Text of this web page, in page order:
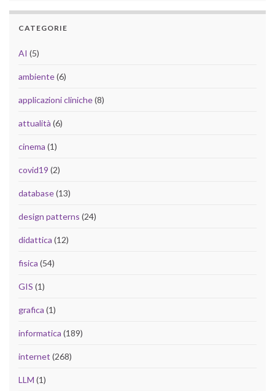
CATEGORIE
AI (5)
ambiente(6)
applicazioni cliniche(8)
attualità (6)
cinema (1)
covid19 (2)
database(13)
design patterns (24)
didattica (12)
fisica (54)
GIS (1)
grafica (1)
informatica (189)
internet (268)
LLM (1)